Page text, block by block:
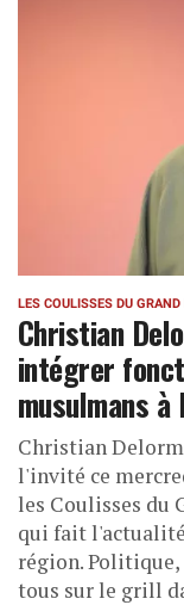
LES COULISSES DU GRAND
Christian
intégrer
musulmans à
Christian
l'invité ce
les Coulisses du
qui fait
région.
tous sur le grill